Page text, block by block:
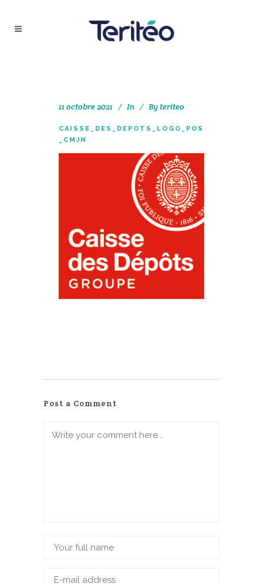
11 octobre 2021 In Byteriteo
CAISSE_DES_DEPOTS_LOGO_POS
_CMJN
Post a Comment